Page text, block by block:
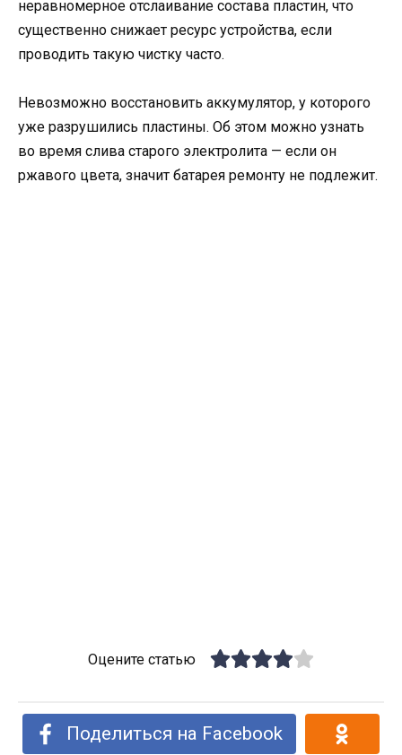
неравномерное отслаивание состава пластин, что
существенно снижает ресурс устройства, если
проводить такую чистку часто.
Невозможно восстановить аккумулятор, у которого
уже разрушились пластины. Об этом можно узнать
во время слива старого электролита — если он
ржавого цвета, значит батарея ремонту не подлежит.
Оцените статью
Поделиться на Facebook